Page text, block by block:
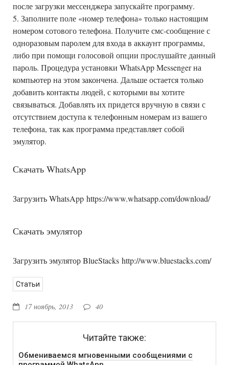
после загрузки мессенджера запускайте программу.
5. Заполните поле «номер телефона» только настоящим
номером сотового телефона. Получите смс-сообщение с
одноразовым паролем для входа в аккаунт программы,
либо при помощи голосовой опции прослушайте данный
пароль. Процедура установки WhatsApp Messenger на
компьютер на этом закончена. Дальше остается только
добавить контакты людей, с которыми вы хотите
связываться. Добавлять их придется вручную в связи с
отсутствием доступа к телефонным номерам из вашего
телефона, так как программа представляет собой
эмулятор.
Скачать WhatsApp
Загрузить WhatsApp https://www.whatsapp.com/download/
Скачать эмулятор
Загрузить эмулятор BlueStacks http://www.bluestacks.com/
Статьи
17 ноябрь, 2013 40
Читайте также:
Обмениваемся мгновенными сообщениями с